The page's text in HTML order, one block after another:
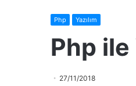
Php Yazılım
Php
27/11/2018